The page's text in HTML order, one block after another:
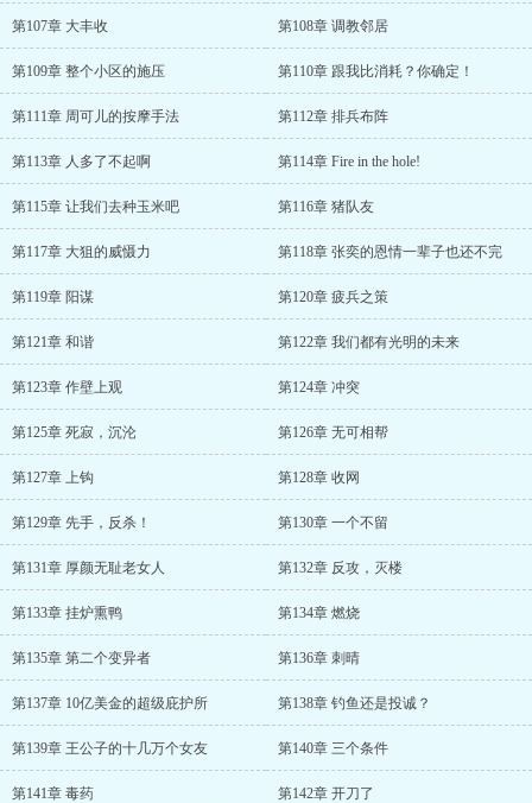
第107章 大丰收 第108章 调教邻居
第109章 整个小区的施压 第110章 跟我比消耗？你确定！
第111章 周可儿的按摩手法 第112章 排兵布阵
第113章 人多了不起啊 第114章 Fire in the hole!
第115章 让我们去种玉米吧 第116章 猪队友
第117章 大狙的威慑力 第118章 张奕的恩情一辈子也还不完
第119章 阳谋 第120章 疲兵之策
第121章 和谐 第122章 我们都有光明的未来
第123章 作壁上观 第124章 冲突
第125章 死寂，沉沦 第126章 无可相帮
第127章 上钩 第128章 收网
第129章 先手，反杀！ 第130章 一个不留
第131章 厚颜无耻老女人 第132章 反攻，灭楼
第133章 挂炉熏鸭 第134章 燃烧
第135章 第二个变异者 第136章 刺晴
第137章 10亿美金的超级庇护所 第138章 钓鱼还是投诚？
第139章 王公子的十几万个女友 第140章 三个条件
第141章 毒药 第142章 开刀了